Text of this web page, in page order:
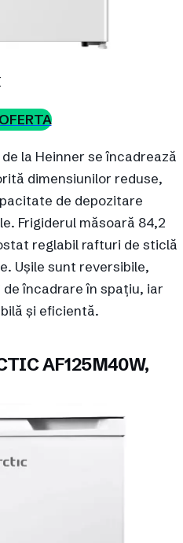
la Heinner se încadrează
dimensiunilor reduse,
de depozitare
Frigiderul măsoară 84,2
reglabil rafturi de sticlă
Ușile sunt reversibile,
încadrare în spațiu, iar
și eficientă.
AF125M40W,